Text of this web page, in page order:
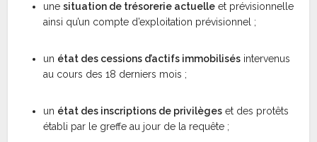
unesituation de trésorerie actuelle et prévisionnelle
ainsi qu’un compte d’exploitation prévisionnel ;
un état des cessions d’actifs immobilisés intervenus
au cours des 18 derniers mois ;
un état des inscriptions de privilèges et des protêts
établi par le greffe au jour de la requête ;